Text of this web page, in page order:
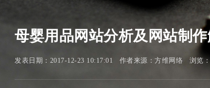
母婴用品网站分析及网站制
发表日期：2017-12-23 10:17:01 作者来源：方维网络 浏览